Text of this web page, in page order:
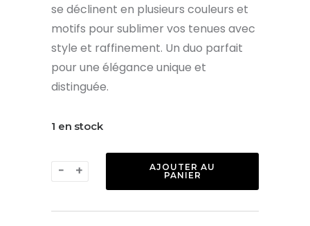
se déclinent en plusieurs couleurs et
motifs pour sublimer vos tenues avec
style et raffinement. Un duo parfait
pour une élégance unique et
distinguée.
1 en stock
-
quantité
Bretelles
+
AJOUTER AU
PANIER